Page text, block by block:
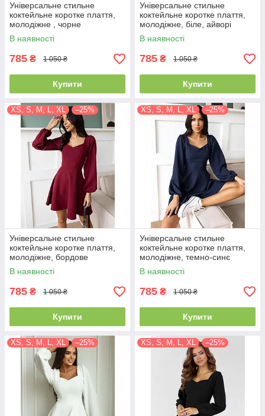
Універсальне стильне
коктейльне коротке плаття,
молодіжне , чорне
В наявності
785 ₴ 1 050 ₴
Купити
Універсальне стильне
коктейльне коротке плаття,
молодіжне, біле, айворі
В наявності
785 ₴ 1 050 ₴
Купити
XS, S, M, L, XL –25%
Універсальне стильне
коктейльне коротке плаття,
молодіжне, бордове
В наявності
785 ₴ 1 050 ₴
Купити
XS, S, M, L, XL –25%
Універсальне стильне
коктейльне коротке плаття,
молодіжне, темно-синє
В наявності
785 ₴ 1 050 ₴
Купити
XS, S, M, L, XL –25% XS, S, M, L, XL –25%